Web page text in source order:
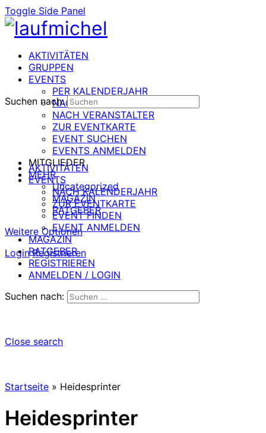
Toggle Side Panel
AKTIVITÄTEN
GRUPPEN
EVENTS
PER KALENDERJAHR
NACH DATUM
NACH VERANSTALTER
ZUR EVENTKARTE
EVENT SUCHEN
EVENTS ANMELDEN
MITGLIEDER
MEHR
Uncategorized
MAGAZIN
RATGEBER
Weitere Optionen
Login Registrieren
Suchen nach:
AKTIVITÄTEN
EVENTS
NACH KALENDERJAHR
ZUR EVENTKARTE
EVENT FINDEN
EVENT ANMELDEN
MAGAZIN
RATGEBER
REGISTRIEREN
ANMELDEN / LOGIN
Suchen nach:
Close search
Startseite » Heidesprinter
Heidesprinter